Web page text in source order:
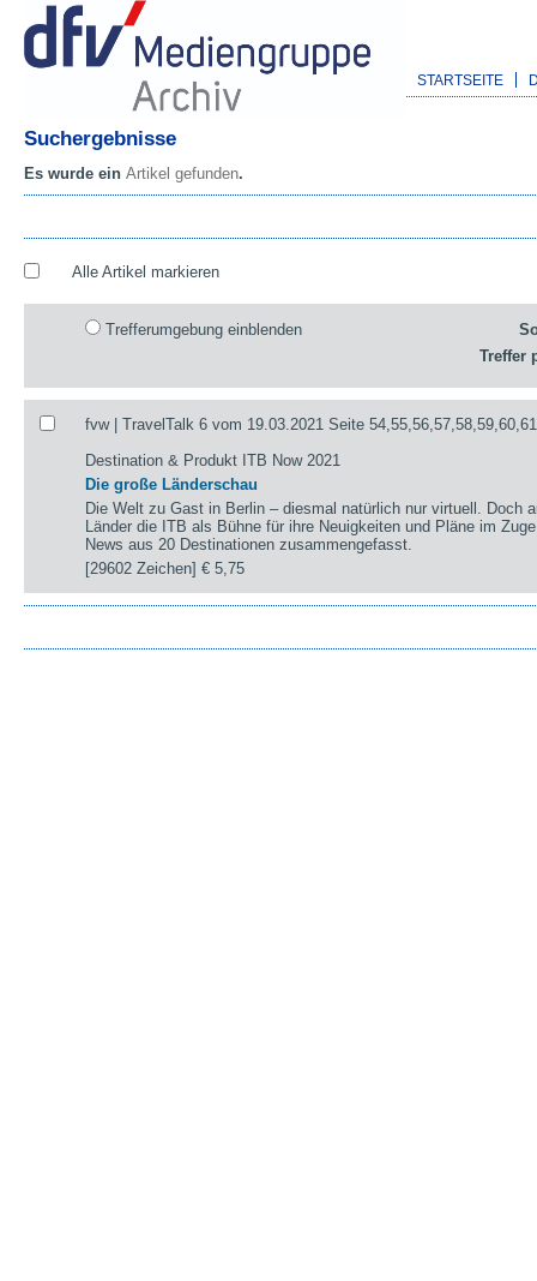
STARTSEITE
Suchergebnisse
Es wurde ein Artikel gefunden.
Alle Artikel markieren
Trefferumgebung einblenden
Treffer
fvw | TravelTalk 6 vom 19.03.2021 Seite
Destination & Produkt ITB Now 2021
Die große Länderschau
Die Welt zu Gast in Berlin – diesmal natürlich nur virtuell. Doch
Länder die ITB als Bühne für ihre Neuigkeiten und Pläne im
News aus 20 Destinationen zusammengefasst.
[29602 Zeichen]€ 5,75